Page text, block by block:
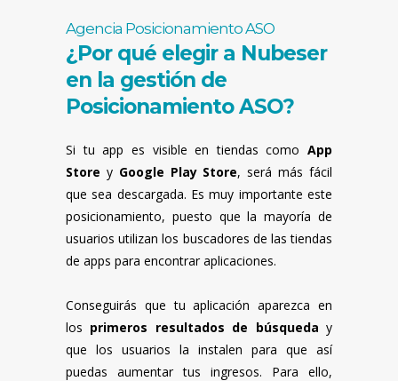
Agencia Posicionamiento ASO
¿Por qué elegir a Nubeser
en la gestión de
Posicionamiento ASO?
Si tu app es visible en tiendas como App
Store y Google Play Store, será más fácil
que sea descargada. Es muy importante este
posicionamiento, puesto que la mayoría de
usuarios utilizan los buscadores de las tiendas
de apps para encontrar aplicaciones.
Conseguirás que tu aplicación aparezca en
los primeros resultados de búsqueda y
que los usuarios la instalen para que así
puedas aumentar tus ingresos. Para ello,